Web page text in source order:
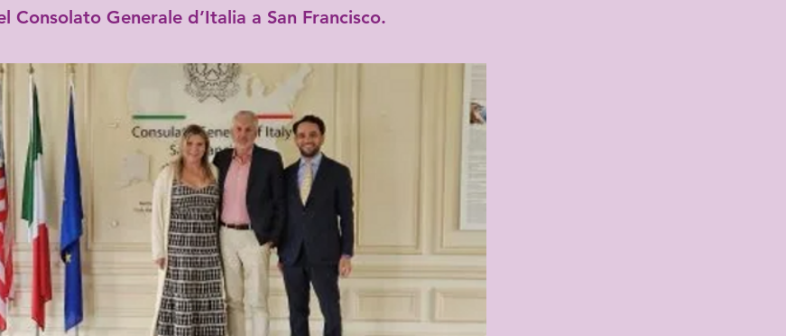
Consolato Generale d’Italia a San Francisco.